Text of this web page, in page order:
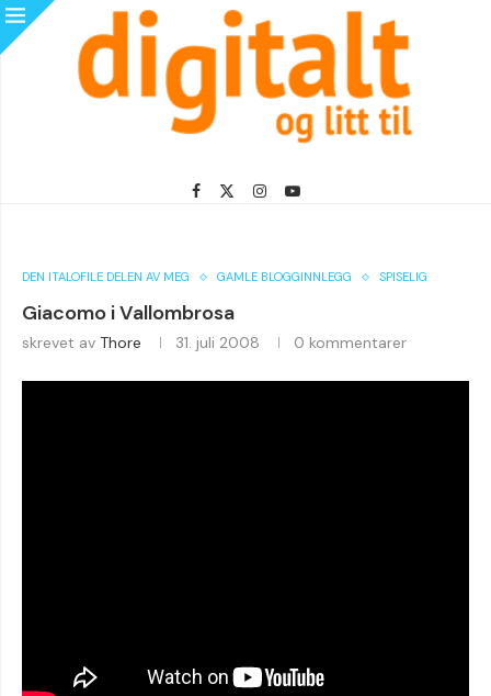
DEN ITALOFILE DELEN AV MEG GAMLE BLOGGINNLEGG SPISELIG
Giacomo i Vallombrosa
skrevet av Thore 31. juli 2008 0 kommentarer